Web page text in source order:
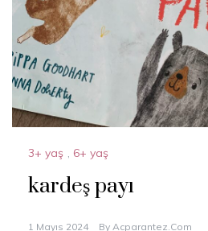
3+ yaş , 6+ yaş
kardeş payı
1 Mayıs 2024 By Acparantez.com